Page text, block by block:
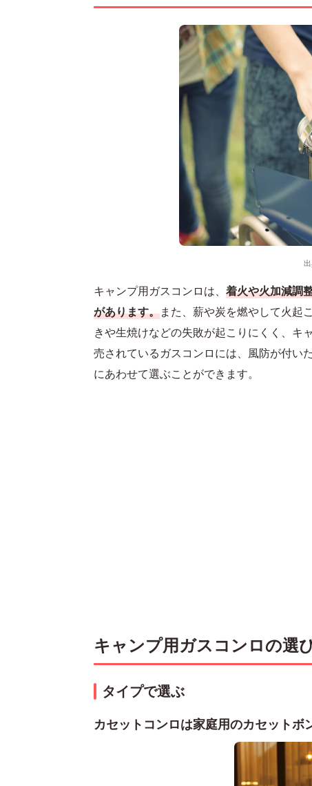
出
キャンプ用ガスコンロは、 着火や火加減調
があります。また、薪や炭を燃やして火起
きや生焼けなどの失敗が起こりにくく、キ
売されているガスコンロには、風防が付い
にあわせて選ぶことができます。
キャンプ用ガスコンロの選
タイプで選ぶ
カセットコンロは家庭用のカセットボ